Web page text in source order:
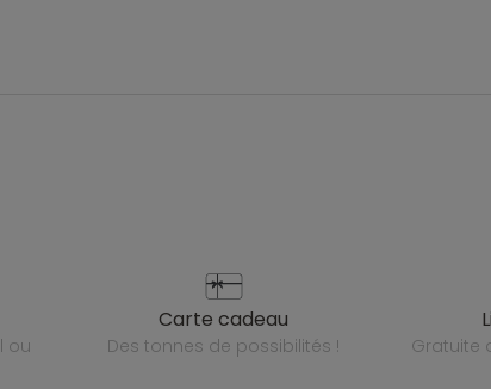
carte cadeau
des tonnes de possibilités !